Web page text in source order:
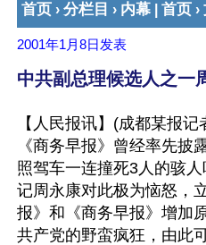
首页 › 分栏目 › 内幕 首页 ›
2001年1月8日 发表
中共副总理候选人之一
【人民报讯】(成都某报
《商务早报》曾经率先披
照驾车一连撞死3人的骇
记周永康对此极为恼怒，
报》和《商务早报》增加
共产党的野蛮疯狂，由此